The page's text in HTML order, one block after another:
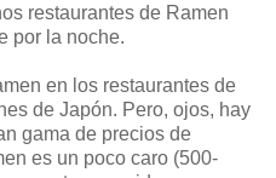
restaurantes de Ramen
por la noche.
en los restaurantes de
de Japón. Pero, ojos, hay
gama de precios de
es un poco caro (500-